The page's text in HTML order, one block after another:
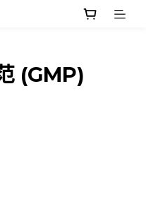
(GMP)